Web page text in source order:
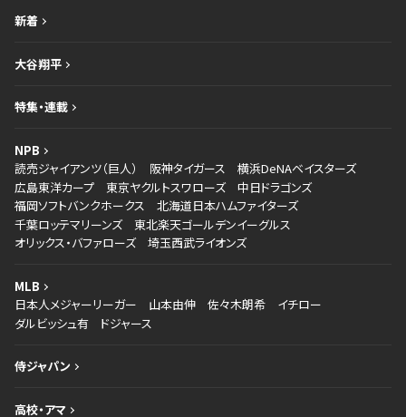
新着
大谷翔平
特集・連載
NPB
読売ジャイアンツ（巨人）
阪神タイガース
横浜DeNAベイスターズ
広島東洋カープ
東京ヤクルトスワローズ
中日ドラゴンズ
福岡ソフトバンクホークス
北海道日本ハムファイターズ
千葉ロッテマリーンズ
東北楽天ゴールデンイーグルス
オリックス・バファローズ
埼玉西武ライオンズ
MLB
日本人メジャーリーガー
山本由伸 佐々木朗希
イチロー
ダルビッシュ有
ドジャース
侍ジャパン
高校・アマ